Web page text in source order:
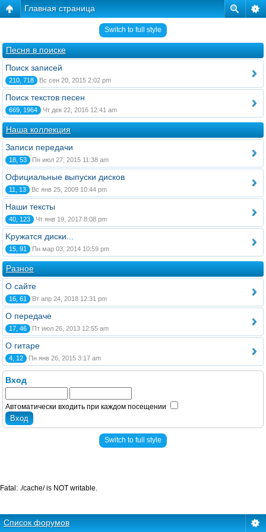
Главная страница
Switch to full style
Песня в поиске
Поиск записей
210, 718 Вс сен 20, 2015 2:02 pm
Поиск текстов песен
669, 1964 Чт дек 22, 2016 12:41 am
Наша коллекция
Записи передачи
18, 53 Пн июл 27, 2015 11:38 am
Официальные выпуски дисков
11, 13 Вс янв 25, 2009 10:44 pm
Наши тексты
40, 123 Чт янв 19, 2017 8:08 pm
Kружатся диски...
15, 91 Пн мар 03, 2014 10:59 pm
Разное
О сайте
16, 61 Вт апр 24, 2018 12:31 pm
О передаче
17, 46 Пт июл 26, 2013 12:55 am
О гитаре
4, 12 Пн янв 26, 2015 3:17 am
Вход
Автоматически входить при каждом посещении
Switch to full style
Список форумов
Fatal: ./cache/ is NOT writable.